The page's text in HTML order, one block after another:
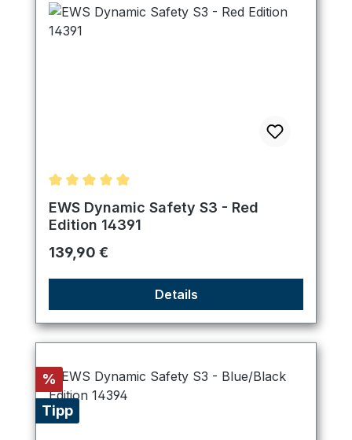
Durchschnittliche Bewertung von 4.89 von 5
EWS Dynamic Safety S3 - Red
Edition 14391
Regulärer Preis:
139,90 €
Details
Rabatt
%
Tipp